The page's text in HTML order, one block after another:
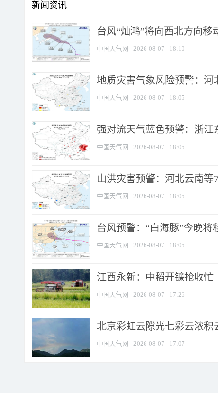
新闻资讯
台风“灿鸿”将向西北方向移
中国天气网 2026-08-07 18:10
地质灾害气象风险预警：河
中国天气网 2026-08-07 18:05
强对流天气蓝色预警：浙江
中国天气网 2026-08-07 18:05
山洪灾害预警：河北云南
中国天气网 2026-08-07 18:05
台风预警：“白海豚”今晚将
中国天气网 2026-08-07 18:05
江西永新：中稻开镰抢收忙
中国天气网 2026-08-07 17:26
北京彩虹云隙光七彩云浓积
中国天气网 2026-08-07 17:07